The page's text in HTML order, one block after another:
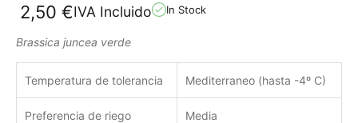
2,50 €IVA Incluido In Stock
Brassica juncea verde
Temperatura de tolerancia Mediterraneo (hasta -4º C)
Preferencia de riego Media